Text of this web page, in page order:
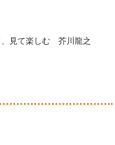
、見て楽しむ 芥川龍之